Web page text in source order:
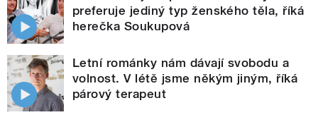
preferuje jediný typ ženského těla, říká
herečka Soukupová
Letní románky nám dávají svobodu a
volnost. V létě jsme někým jiným, říká
párový terapeut